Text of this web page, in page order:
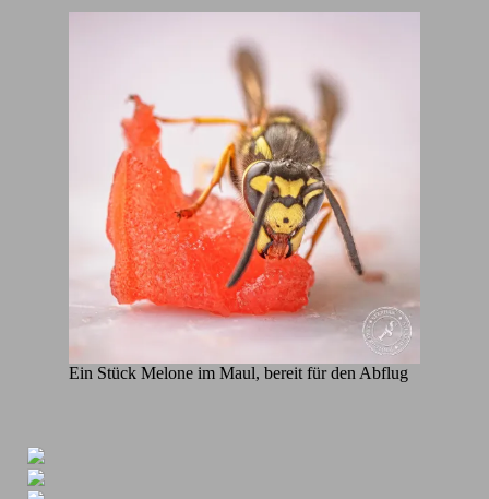
Ein Stück Melone im Maul, bereit für den Abflug